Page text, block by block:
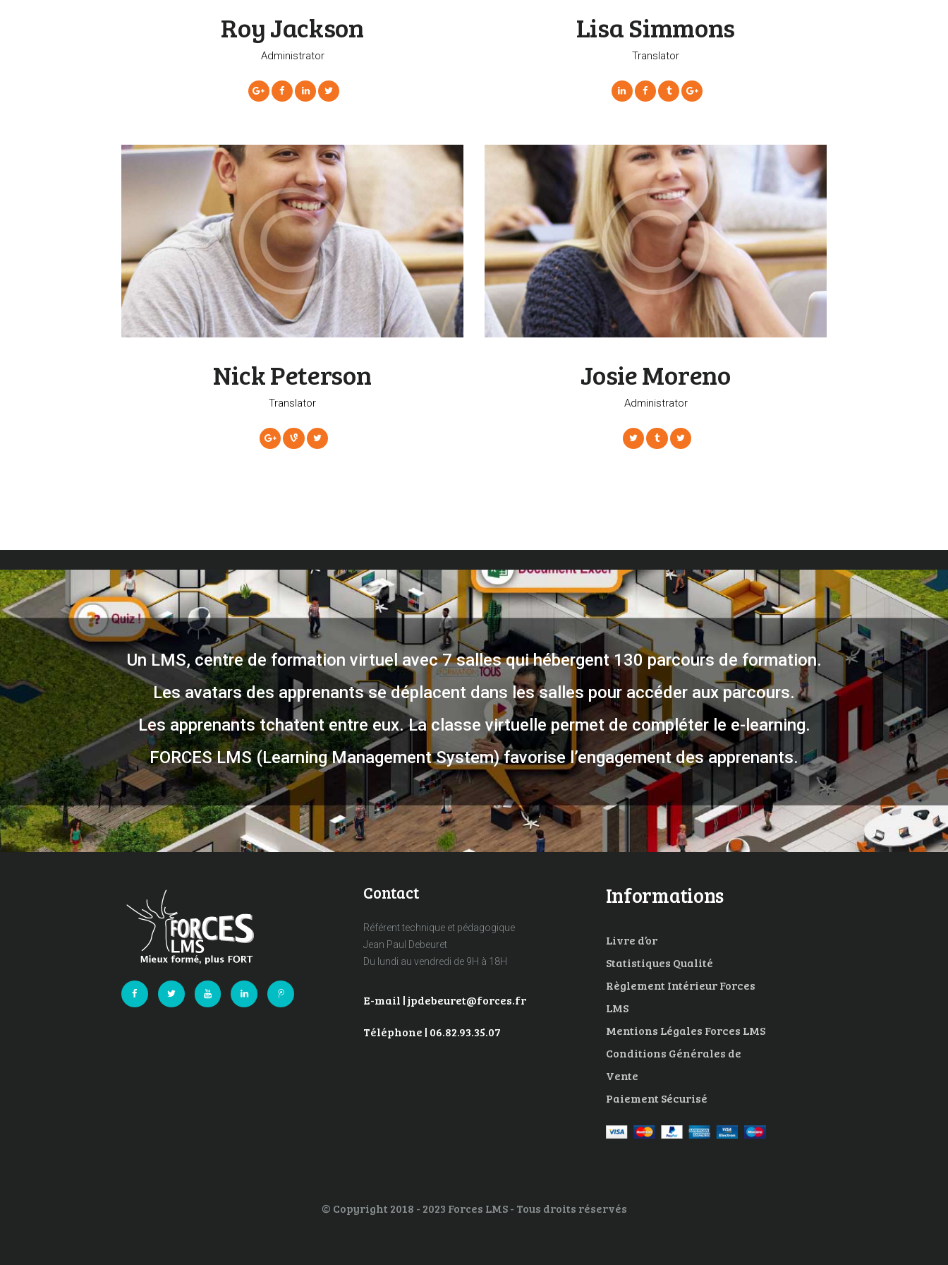
Roy Jackson
Administrator
Lisa Simmons
Translator
Nick Peterson
Translator
Josie Moreno
Administrator
Un LMS, centre de formation virtuel avec 7 salles qui hébergent 130 parcours de formation.
Les avatars des apprenants se déplacent dans les salles pour accéder aux parcours.
Les apprenants tchatent entre eux. La classe virtuelle permet de compléter le e-learning.
FORCES LMS (Learning Management System) favorise l’engagement des apprenants.
Contact
Référent technique et pédagogique
Jean Paul Debeuret
Du lundi au vendredi de 9H à 18H
E-mail | jpdebeuret@forces.fr
Téléphone | 06.82.93.35.07
Informations
Livre d’or
Statistiques Qualité
Règlement Intérieur Forces
LMS
Mentions Légales Forces LMS
Conditions Générales de
Vente
Paiement Sécurisé
© Copyright 2018 - 2023 Forces LMS - Tous droits réservés